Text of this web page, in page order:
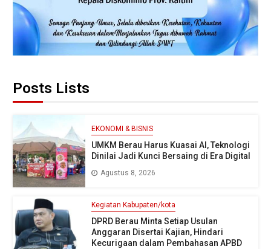
Posts Lists
EKONOMI & BISNIS
UMKM Berau Harus Kuasai AI, Teknologi
Dinilai Jadi Kunci Bersaing di Era Digital
Agustus 8, 2026
Kegiatan Kabupaten/kota
DPRD Berau Minta Setiap Usulan
Anggaran Disertai Kajian, Hindari
Kecurigaan dalam Pembahasan APBD